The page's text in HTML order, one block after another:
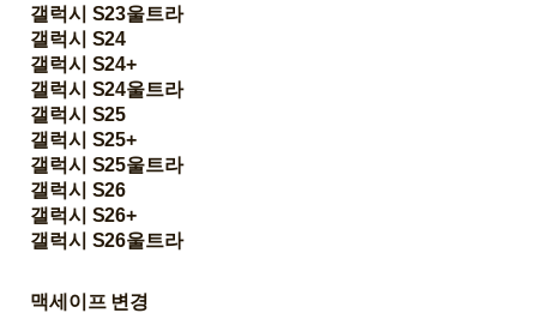
갤럭시 S23울트라
갤럭시 S24
갤럭시 S24+
갤럭시 S24울트라
갤럭시 S25
갤럭시 S25+
갤럭시 S25울트라
갤럭시 S26
갤럭시 S26+
갤럭시 S26울트라
맥세이프 변경